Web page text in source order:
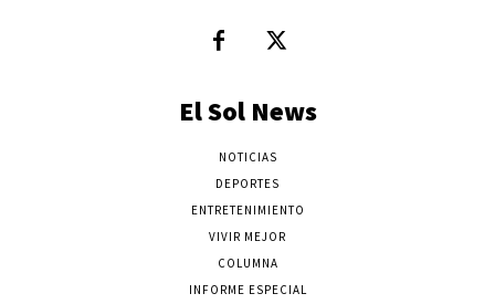
El Sol News
NOTICIAS
DEPORTES
ENTRETENIMIENTO
VIVIR MEJOR
COLUMNA
INFORME ESPECIAL